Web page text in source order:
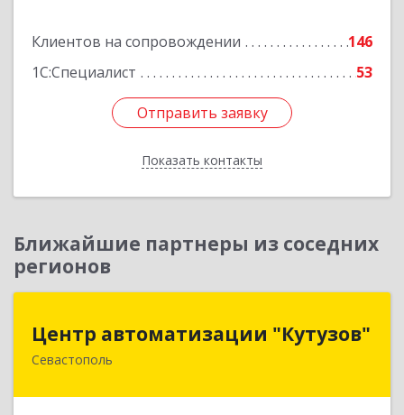
Клиентов на сопровождении
146
1С:Специалист
53
Отправить заявку
Показать контакты
Отправить заявку
Назад
Ближайшие партнеры из соседних
регионов
Центр автоматизации "Кутузов"
Севастополь
299011, Севастополь г, Генерала Петрова ул,